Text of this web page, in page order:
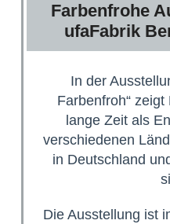
Farbenfrohe
ufaFabrik
In der
Farbenfroh“
lange Zeit als
verschiedenen
in Deutschland
Die Ausstellung ist